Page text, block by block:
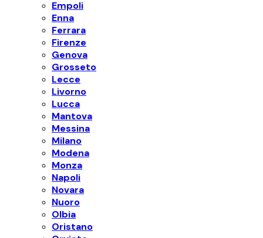
Empoli
Enna
Ferrara
Firenze
Genova
Grosseto
Lecce
Livorno
Lucca
Mantova
Messina
Milano
Modena
Monza
Napoli
Novara
Nuoro
Olbia
Oristano